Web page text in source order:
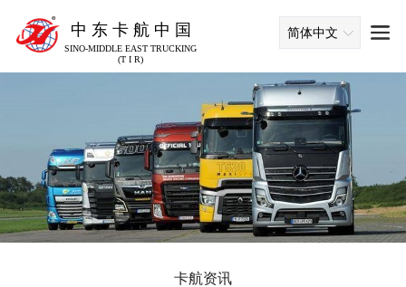
中 东 卡 航 中 国
SINO-MIDDLE EAST TRUCKING
(T I R)
简体中文
卡航资讯